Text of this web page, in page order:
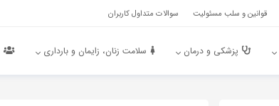
قوانین و سلب مسئولیت سوالات متداول کاربران
پزشکی و درمان سلامت زنان، زایمان و بارداری